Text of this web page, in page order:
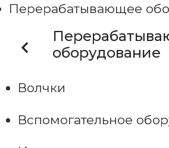
Перерабатывающее
оборудование
Волчки
Вспомогательное